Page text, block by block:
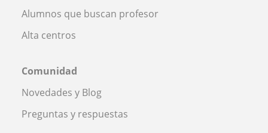
Alumnos que buscan profesor
Alta centros
Comunidad
Novedades y Blog
Preguntas y respuestas